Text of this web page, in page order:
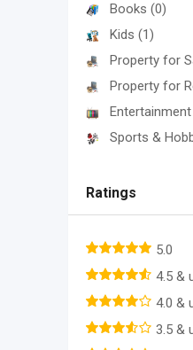
Books (0)
Kids (1)
Property for
Property for
Entertainment
Sports &
Ratings
5.0
4.5 &
4.0 &
3.5 &